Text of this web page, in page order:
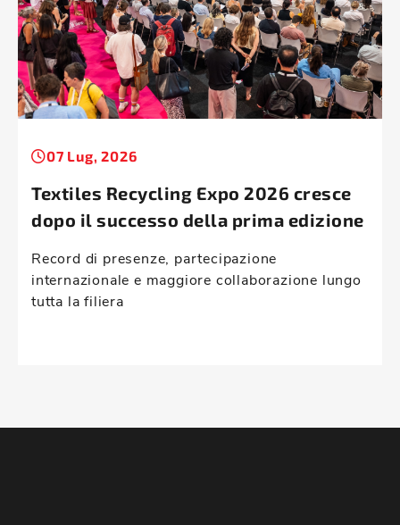
07 Lug, 2026
Textiles Recycling Expo 2026 cresce
dopo il successo della prima edizione
Record di presenze, partecipazione
internazionale e maggiore collaborazione lungo
tutta la filiera